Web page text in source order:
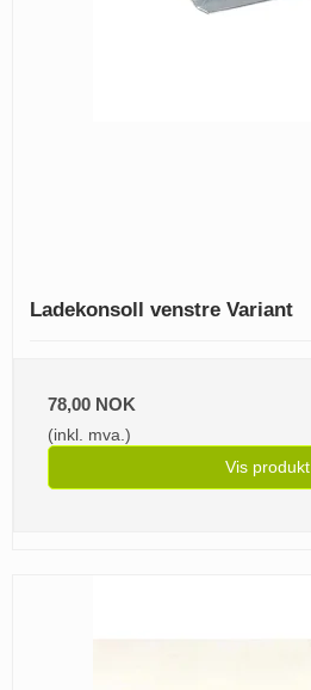
Ladekonsoll venstre Variant
78,00 NOK
(inkl. mva.)
Vis produkt